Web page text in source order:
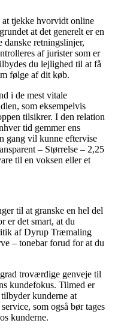
tjekke hvorvidt online
at det generelt er en
retningslinjer,
af jurister som er
du lejlighed til at få
følge af dit køb.
i de mest vitale
som eksempelvis
tilsikrer. I den relation
tid gemmer ens
gang vil kunne eftervise
– Størrelse – 2,25
til en voksen eller et
til at granske en hel del
er det smart, at du
af Dyrup Træmaling
– tonebar forud for at du
troværdige genveje til
kundefokus. Tilmed er
kunderne at
som også bør tages
kunderne.